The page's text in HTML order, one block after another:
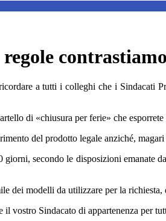
a tutti i colleghi che i
di «chiusura per ferie» che
del prodotto legale anziché,
giorni, secondo le disposizioni
dei modelli da utilizzare per la
vostro Sindacato di appartenenza per